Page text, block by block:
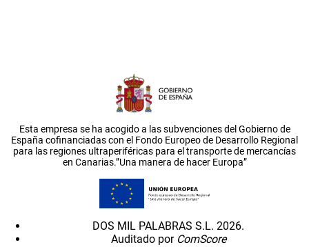
Esta empresa se ha acogido a las subvenciones del Gobierno de
España cofinanciadas con el Fondo Europeo de Desarrollo Regional
para las regiones ultraperiféricas para el transporte de mercancías
en Canarias.”Una manera de hacer Europa”
DOS MIL PALABRAS S.L. 2026.
Auditado por ComScore